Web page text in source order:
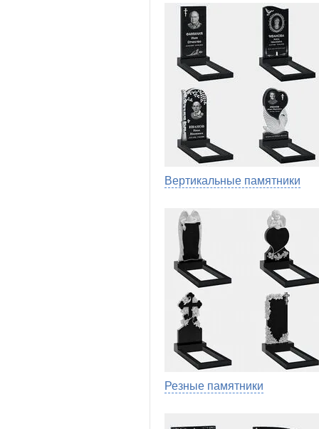
Вертикальные памятники
Резные памятники